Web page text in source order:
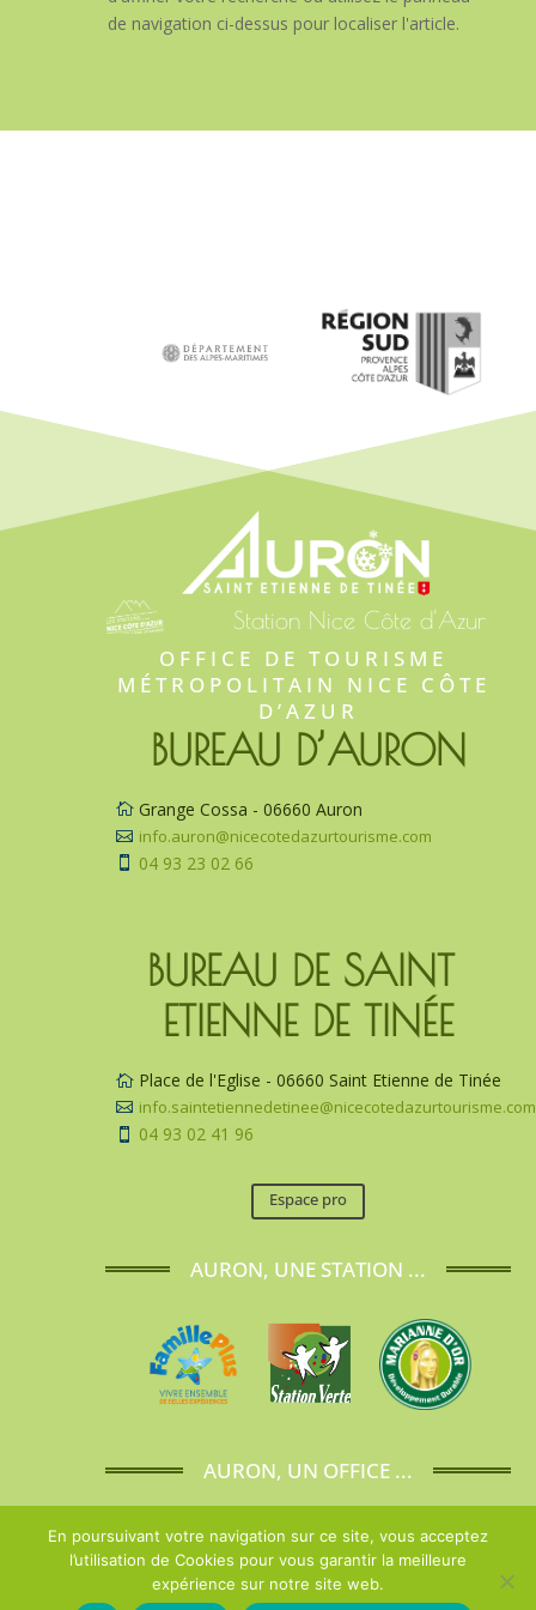
de navigation ci-dessus pour localiser l'article.
Station Nice Côte d'Azur
OFFICE DE TOURISME
MÉTROPOLITAIN NICE CÔTE
D’AZUR
BUREAU D’AURON
 Grange Cossa - 06660 Auron
 info.auron@nicecotedazurtourisme.com
 04 93 23 02 66
BUREAU DE SAINT
ETIENNE DE TINÉE
 Place de l'Eglise - 06660 Saint Etienne de Tinée
 info.saintetiennedetinee@nicecotedazurtourisme.com
 04 93 02 41 96
Espace pro
AURON, UNE STATION ...
AURON, UN OFFICE ...
En poursuivant votre navigation sur ce site, vous acceptez
l’utilisation de Cookies pour vous garantir la meilleure
expérience sur notre site web.
Nous contacter